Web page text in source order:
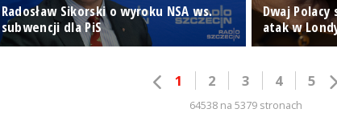
Radosław Sikorski o wyroku NSA ws.
subwencji dla PiS
Dwaj
atak w
1 2 3 4 5
64538 na 5379 stronach